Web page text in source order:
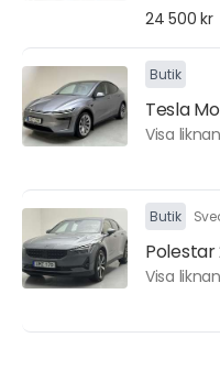
24 500 kr
Butik
Tesla
Visa
Butik
Polestar
Visa